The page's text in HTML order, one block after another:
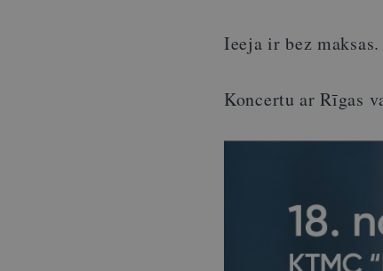
Ieeja ir bez maksas.
Koncertu ar Rīgas